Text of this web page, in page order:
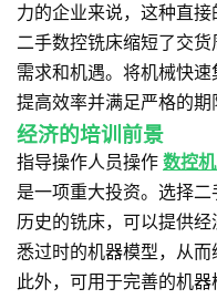
力的企业来说，这种直接
二手数控铣床缩短了交
需求和机遇。将机械快
提高效率并满足严格的期
经济的培训前景
指导操作人员操作 数控
是一项重大投资。选择
历史的铣床，可以提供
悉过时的机器模型，从而
此外，可用于完善的机